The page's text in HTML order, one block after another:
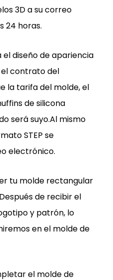
3D a su correo
24 horas.
el diseño de apariencia
contrato del
la tarifa del molde, el
de silicona
será suyo.Al mismo
STEP se
electrónico.
tu molde rectangular
de recibir el
y patrón, lo
en el molde de
el molde de